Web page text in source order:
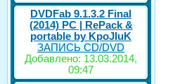
DVDFab 9.1.3.2 Final
(2014) PC | RePack &
portable by KpoJIuK
ЗАПИСЬ CD/DVD
Добавлено: 13.03.2014,
09:47